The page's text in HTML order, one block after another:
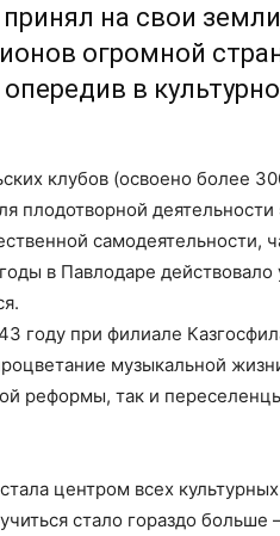
на свои земли
огромной
в
клубов (освоено более
плодотворной
самодеятельности,
в Павлодаре действовало
году при филиале
музыкальной
реформы, так и
центром всех
стало гораздо больше